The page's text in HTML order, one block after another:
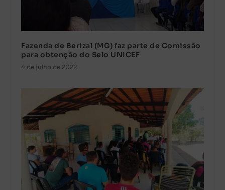
Fazenda de Berizal (MG) faz parte de Comissão
para obtenção do Selo UNICEF
4 de julho de 2022